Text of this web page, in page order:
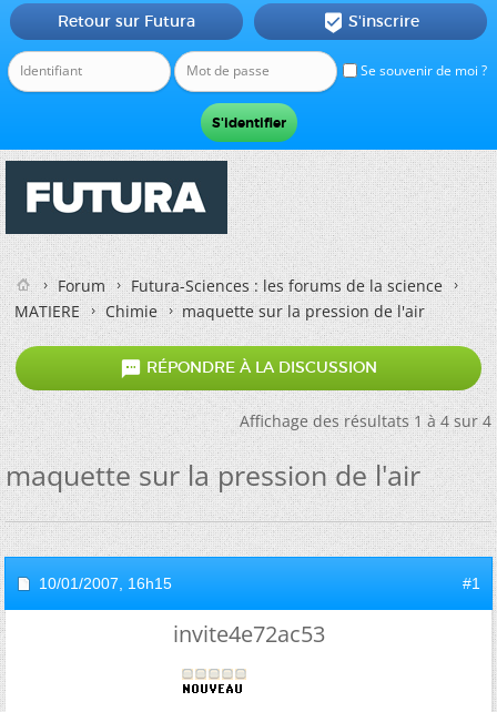
Se souvenir de moi ?
Retour sur Futura  S'inscrire
Forum
Futura-Sciences : les forums de la science
MATIERE
Chimie maquette sur la pression de l'air
 RÉPONDRE À LA DISCUSSION
Affichage des résultats 1 à 4 sur 4
maquette sur la pression de l'air
10/01/2007, 16h15 #1
invite4e72ac53